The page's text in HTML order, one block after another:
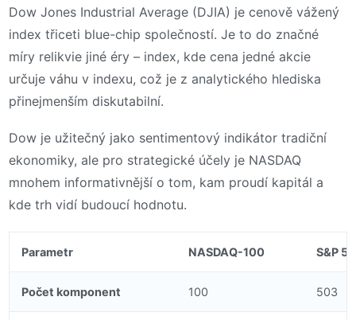
Dow Jones Industrial Average (DJIA) je cenově vážený
index třiceti blue-chip společností. Je to do značné
míry relikvie jiné éry – index, kde cena jedné akcie
určuje váhu v indexu, což je z analytického hlediska
přinejmenším diskutabilní.
Dow je užitečný jako sentimentový indikátor tradiční
ekonomiky, ale pro strategické účely je NASDAQ
mnohem informativnější o tom, kam proudí kapitál a
kde trh vidí budoucí hodnotu.
Parametr NASDAQ-100 S&P
Počet komponent 100 503